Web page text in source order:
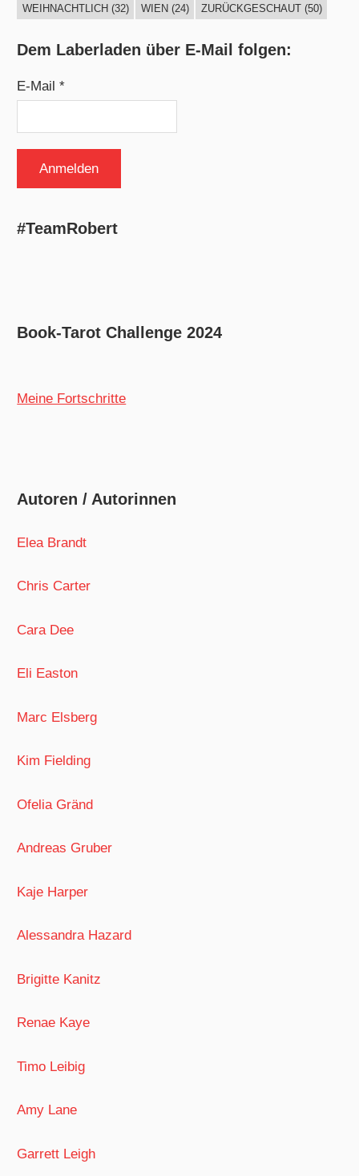
WEIHNACHTLICH(32) WIEN(24) ZURÜCKGESCHAUT(50)
Dem Laberladen über E-Mail folgen:
E-Mail *
#TeamRobert
Book-Tarot Challenge 2024
Meine Fortschritte
Autoren / Autorinnen
Elea Brandt
Chris Carter
Cara Dee
Eli Easton
Marc Elsberg
Kim Fielding
Ofelia Gränd
Andreas Gruber
Kaje Harper
Alessandra Hazard
Brigitte Kanitz
Renae Kaye
Timo Leibig
Amy Lane
Garrett Leigh